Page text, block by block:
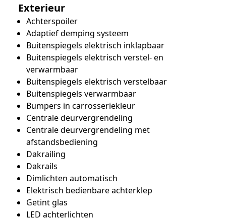
Exterieur
Achterspoiler
Adaptief demping systeem
Buitenspiegels elektrisch inklapbaar
Buitenspiegels elektrisch verstel- en
verwarmbaar
Buitenspiegels elektrisch verstelbaar
Buitenspiegels verwarmbaar
Bumpers in carrosseriekleur
Centrale deurvergrendeling
Centrale deurvergrendeling met
afstandsbediening
Dakrailing
Dakrails
Dimlichten automatisch
Elektrisch bedienbare achterklep
Getint glas
LED achterlichten